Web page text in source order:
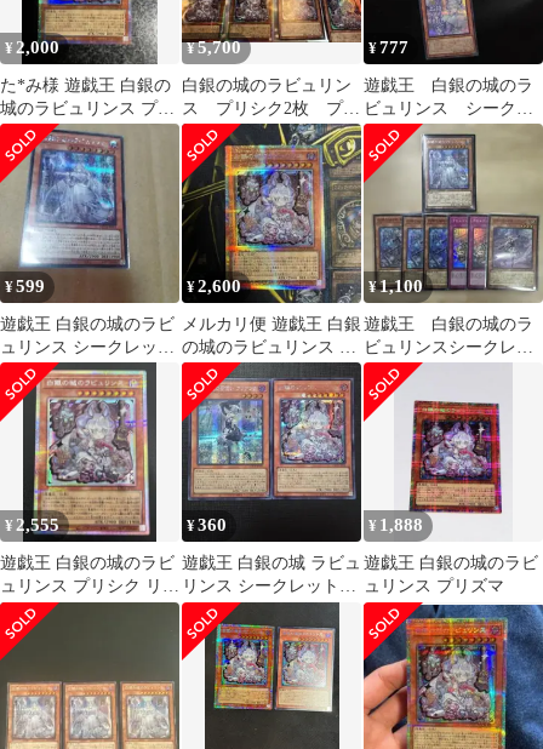
¥ 2,000
た*み様 遊戯王 白銀の
城のラビュリンス プリ
ズマティックシークレ
ットレア五つ目
¥5,700
白銀の城のラビュリン
ス プリシク2枚 プリ
ズマティックシークレ
ットレア プリズマ
¥777
遊戯王 白銀の城のラ
ビュリンス シークレ
ットレア スタンプ
¥599
遊戯王 白銀の城のラビ
ュリンス シークレット
シク DBTM 初版
¥2,600
メルカリ便 遊戯王 白銀
の城のラビュリンス プ
リズマ プリシク
¥1,100
遊戯王 白銀の城のラ
ビュリンスシークレッ
ト等 まとめ
¥2,555
遊戯王 白銀の城のラビ
ュリンス プリシク リミ
テッドオーバーコレク
ション
¥360
遊戯王 白銀の城 ラビュ
リンス シークレットレ
ア 2枚セット
¥ 1,888
遊戯王 白銀の城のラビ
ュリンス プリズマ